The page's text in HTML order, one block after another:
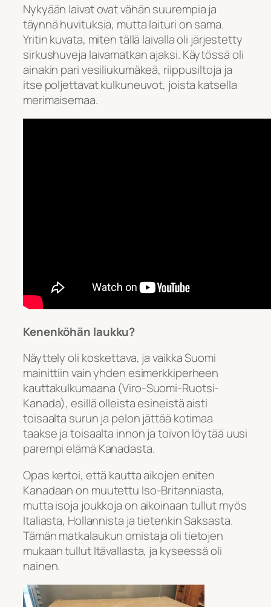
Nykyään laivat ovat vähän suurempia ja
täynnä huvituksia, mutta laituri on sama.
Yritin kuvata, miten tällä laivalla oli järjestetty
sirkushuveja laivamatkan ajaksi. Käytössä oli
ainakin pari vesiliukumäkeä, riippusiltoja ja
itse poljettavat kulkuneuvot, joista katsella
merimaisemaa.
Kenenköhän laukku?
Näyttely oli koskettava, ja vaikka Suomi
mainittiin vain yhden esimerkkiperheen
kauttakulkumaana (Viro-Suomi-Ruotsi-
Kanada), esillä olleista esineistä aisti
toisaalta surun ja pelon jättää kotimaa
taakse ja toisaalta innon ja toivon löytää uusi
parempi elämä Kanadasta.
Opas kertoi, että kautta aikojen eniten
Kanadaan on muutettu Iso-Britanniasta,
mutta isoja joukkoja on aikoinaan tullut myös
Italiasta, Hollannista ja tietenkin Saksasta.
Tämän matkalaukun omistaja oli tietojen
mukaan tullut Itävallasta, ja kyseessä oli
nainen.